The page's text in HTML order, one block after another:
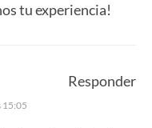
tu experiencia!
15:05
Responder